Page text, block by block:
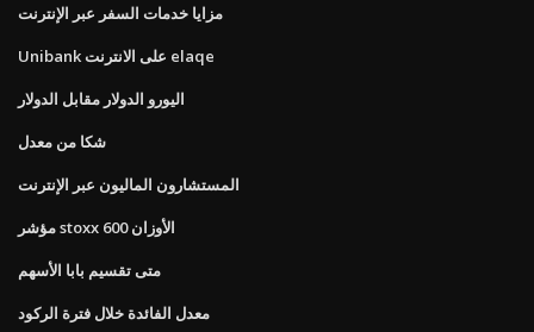
مزايا خدمات السفر عبر الإنترنت
Unibank على الانترنت elaqe
اليورو الدولار مقابل الدولار
شكا من معدل
المستشارون الماليون عبر الإنترنت
مؤشر stoxx 600 الأوزان
متى تقسيم بابا الأسهم
معدل الفائدة خلال فترة الركود